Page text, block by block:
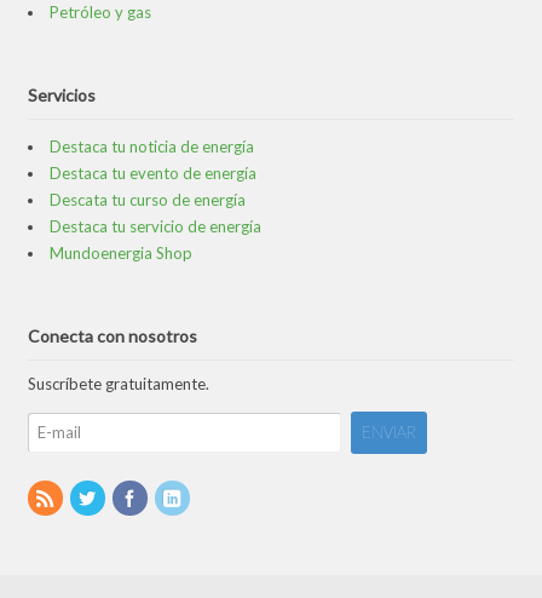
Petróleo y gas
Servicios
Destaca tu noticia de energía
Destaca tu evento de energía
Descata tu curso de energía
Destaca tu servicio de energía
Mundoenergia Shop
Conecta con nosotros
Suscríbete gratuitamente.